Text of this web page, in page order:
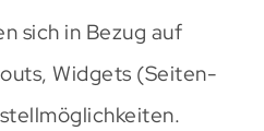
sich in Bezug auf
Widgets (Seiten-